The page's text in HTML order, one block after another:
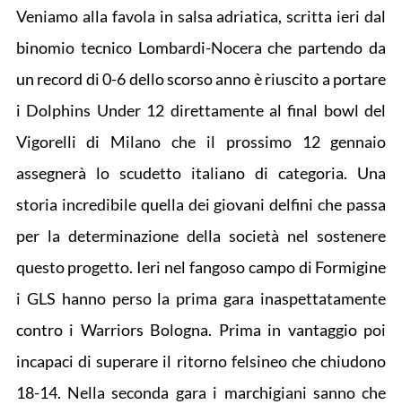
Veniamo alla favola in salsa adriatica, scritta ieri dal
binomio tecnico Lombardi-Nocera che partendo da
un record di 0-6 dello scorso anno è riuscito a portare
i Dolphins Under 12 direttamente al final bowl del
Vigorelli di Milano che il prossimo 12 gennaio
assegnerà lo scudetto italiano di categoria. Una
storia incredibile quella dei giovani delfini che passa
per la determinazione della società nel sostenere
questo progetto. Ieri nel fangoso campo di Formigine
i GLS hanno perso la prima gara inaspettatamente
contro i Warriors Bologna. Prima in vantaggio poi
incapaci di superare il ritorno felsineo che chiudono
18-14. Nella seconda gara i marchigiani sanno che